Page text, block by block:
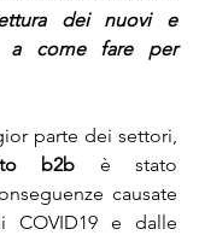
dei nuovi e
a come fare per
parte dei settori,
b2b è stato
causate
COVID19 e dalle